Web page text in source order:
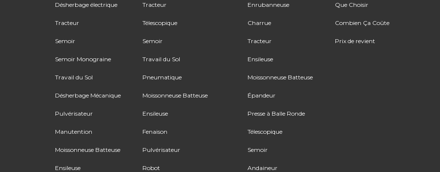
Désherbage électrique
Tracteur
Semoir
Semoir Monograine
Travail du Sol
Désherbage Mécanique
Pulvérisateur
Manutention
Moissonneuse Batteuse
Ensileuse
Tracteur
Télescopique
Semoir
Travail du Sol
Pneumatique
Moissonneuse Batteuse
Ensileuse
Fenaison
Pulvérisateur
Robot
Enrubanneuse
Charrue
Tracteur
Ensileuse
Moissonneuse Batteuse
Épandeur
Presse à Balle Ronde
Télescopique
Semoir
Andaineur
Que Choisir
Combien Ça Coûte
Prix de revient